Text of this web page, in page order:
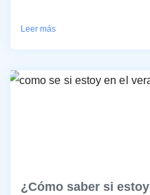
Leer más
¿Cómo saber si